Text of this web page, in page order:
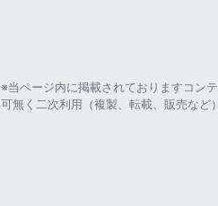
※当ページ内に掲載されておりますコン
可無く二次利用（複製、転載、販売など